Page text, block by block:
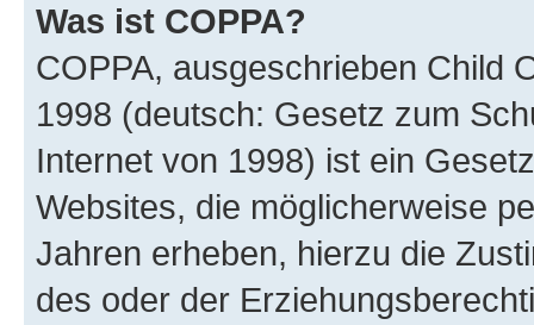
Was ist COPPA?
COPPA, ausgeschrieben Child
1998 (deutsch: Gesetz zum
Internet von 1998) ist ein
Websites, die möglicherweise
Jahren erheben, hierzu die
des oder der